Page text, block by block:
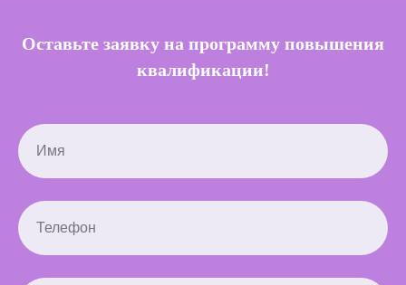
Оставьте заявку на программу повышения
квалификации!